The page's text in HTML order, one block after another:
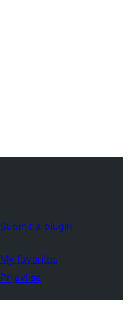
Submit a plugin
My favorites
Prijavi se